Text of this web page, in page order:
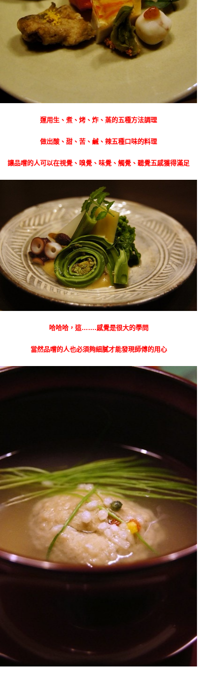
運用生、煮、烤、炸、蒸的五種方法調理
做出酸、甜、苦、鹹、辣五種口味的料理
讓品嚐的人可以在視覺、嗅覺、味覺、觸覺、聽覺五感獲得滿足
哈哈哈，這…….感覺是很大的學問
當然品嚐的人也必須夠細膩才能發現師傅的用心